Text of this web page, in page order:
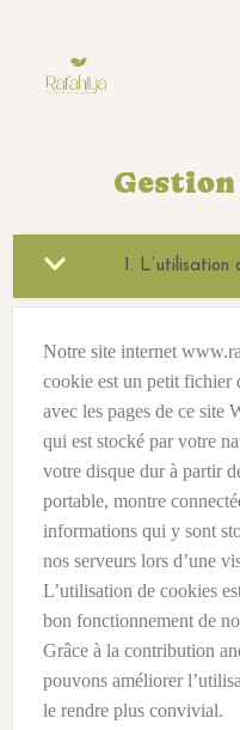
1. L’utilisation
Notre site internet
cookie est un petit fichier
avec les pages de ce site
qui est stocké par votre
votre disque dur à partir
portable, montre
informations qui y sont
nos serveurs lors d’une
L’utilisation de cookies
bon fonctionnement de
Grâce à la contribution
pouvons améliorer
le rendre plus convivial.